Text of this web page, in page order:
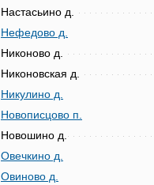
Настасьино д.
Нефедово д.
Никоново д.
Никоновская д.
Никулино д.
Новописцово п.
Новошино д.
Овечкино д.
Овиново д.